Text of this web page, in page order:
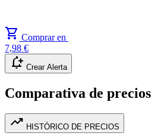
shopping_cart Comprar en
7,98 €
notification_add Crear Alerta
Comparativa de precios
trending_up HISTÓRICO DE PRECIOS